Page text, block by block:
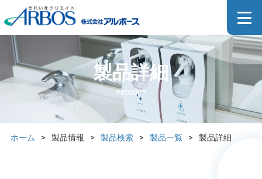
製品詳細
PRODUCT
ホーム > 製品情報 > 製品検索 > 製品一覧 > 製品詳細